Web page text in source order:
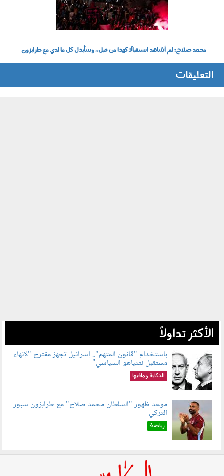
محمد صلاح: لم أشاهد استقبالًا كهذا من قبل.. وسأبذل كل ما لدي مع طرابزون
التعليقات
الأكثر تداولاً
090801.jpg
باستخدام "قانون المتهم".. إسرائيل تجهز مقترح "لإنهاء
مستقبل نتنياهو السياسي"
الحكاية ومافيها
090802.jpg
موعد ظهور "السلطان محمد صلاح" مع طرابزون سبور
التركي
رياضة